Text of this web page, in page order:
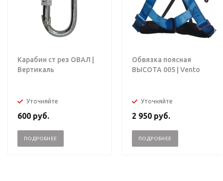
Карабин ст рез ОВАЛ |
Вертикаль
Уточняйте
600 руб.
ПОДРОБНЕЕ
Обвязка поясная
ВЫСОТА 005 | Vento
Уточняйте
2 950 руб.
ПОДРОБНЕЕ